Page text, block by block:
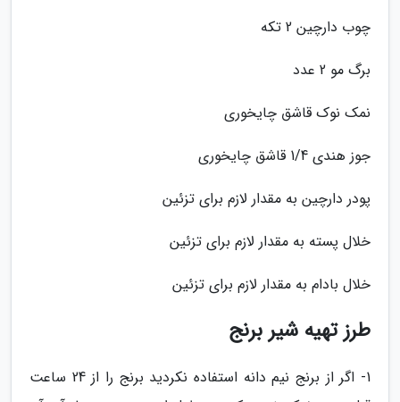
چوب دارچین 2 تکه
برگ مو 2 عدد
نمک نوک قاشق چایخوری
جوز هندی 1/4 قاشق چایخوری
پودر دارچین به مقدار لازم برای تزئین
خلال پسته به مقدار لازم برای تزئین
خلال بادام به مقدار لازم برای تزئین
طرز تهیه شیر برنج
1- اگر از برنج نیم دانه استفاده نکردید برنج را از 24 ساعت